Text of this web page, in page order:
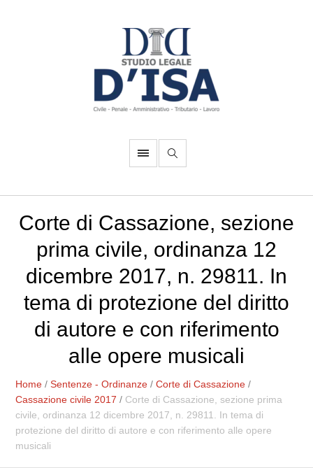
Corte di Cassazione, sezione
prima civile, ordinanza 12
dicembre 2017, n. 29811. In
tema di protezione del diritto
di autore e con riferimento
alle opere musicali
Home /Sentenze - Ordinanze /Corte di Cassazione /
Cassazione civile 2017 / Corte di Cassazione, sezione prima
civile, ordinanza 12 dicembre 2017, n. 29811. In tema di
protezione del diritto di autore e con riferimento alle opere
musicali